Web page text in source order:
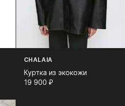
CHALAIA
Куртка из экокожи
19 900⁠ ⁠₽